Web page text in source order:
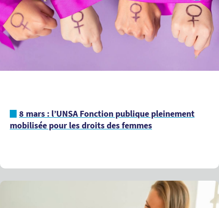
8 mars : l’UNSA Fonction publique pleinement
mobilisée pour les droits des femmes